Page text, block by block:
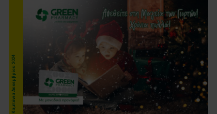
Kαμπάνια Δεκεμβρίου 2024